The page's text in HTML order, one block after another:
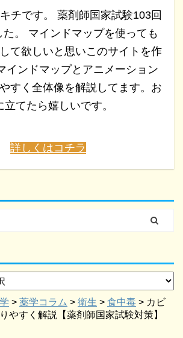
チです。 薬剤師国家試験103回
た。 マインドマップを使っても
て欲しいと思いこのサイトを作
インドマップとアニメーション
すく全体像を解説してます。お
立てたら嬉しいです。
詳しくはコチラ
> 薬学コラム > 衛生 > 食中毒 > カビ
やすく解説【薬剤師国家試験対策】